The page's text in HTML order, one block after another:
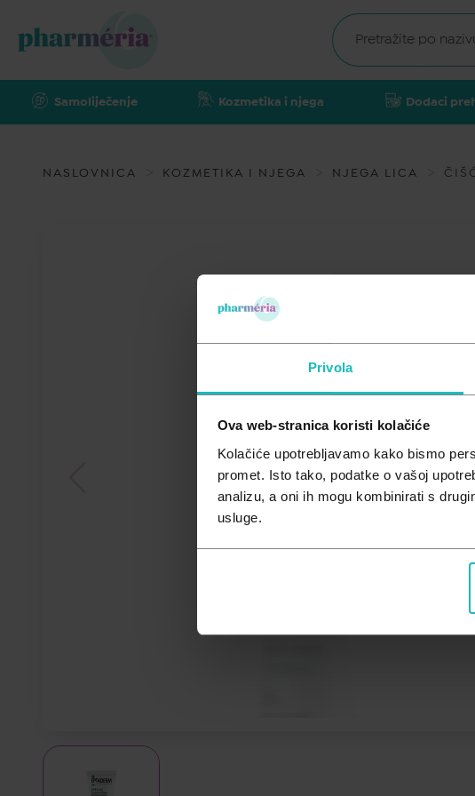
Privola
Ova web-stranica koristi kolačiće
Kolačiće upotrebljavamo kako bismo
promet. Isto tako, podatke o vašoj
analizu, a oni ih mogu kombinirati s
usluge.
Samoliječenje Kozmetika i njega Dodaci
NASLOVNICA KOZMETIKA I NJEGA NJEGA LICA